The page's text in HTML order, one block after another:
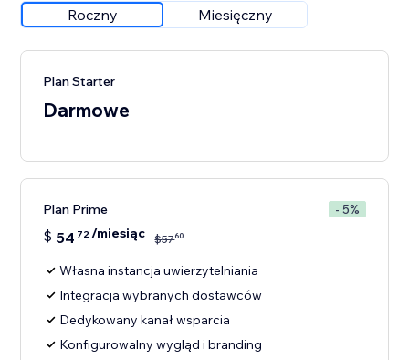
Roczny Miesięczny
Plan Starter
Darmowe
Plan Prime - 5%
$ 54 72/miesiąc $5760
Własna instancja uwierzytelniania
Integracja wybranych dostawców
Dedykowany kanał wsparcia
Konfigurowalny wygląd i branding